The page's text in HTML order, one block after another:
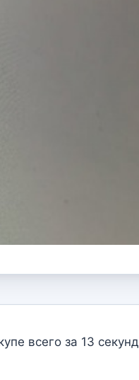
всего за 13 секунд